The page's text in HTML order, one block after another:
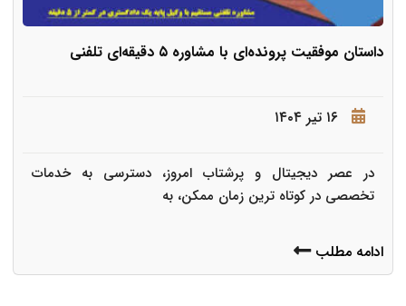
داستان موفقیت پرونده‌ای با مشاوره ۵ دقیقه‌ای تلفنی
۱۶ تیر ۱۴۰۴
در عصر دیجیتال و پرشتاب امروز، دسترسی به خدمات
تخصصی در کوتاه ترین زمان ممکن، به
ادامه مطلب